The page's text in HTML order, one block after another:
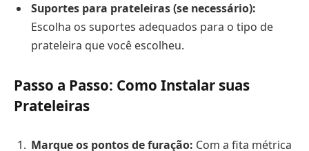
Suportes para prateleiras (se necessário):
Escolha os suportes adequados para o tipo de
prateleira que você escolheu.
Passo a Passo: Como Instalar suas
Prateleiras
Marque os pontos de furação: Com a fita métrica